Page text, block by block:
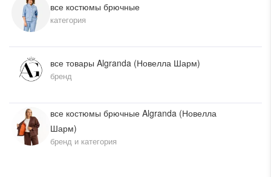
все костюмы брючные
категория
все товары Algranda (Новелла Шарм)
бренд
все костюмы брючные Algranda (Новелла
Шарм)
бренд и категория